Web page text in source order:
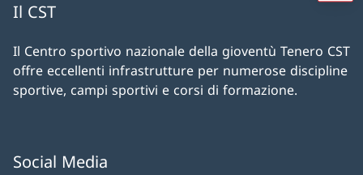
Il CST
Il Centro sportivo nazionale della gioventù Tenero CST
offre eccellenti infrastrutture per numerose discipline
sportive, campi sportivi e corsi di formazione.
Social Media